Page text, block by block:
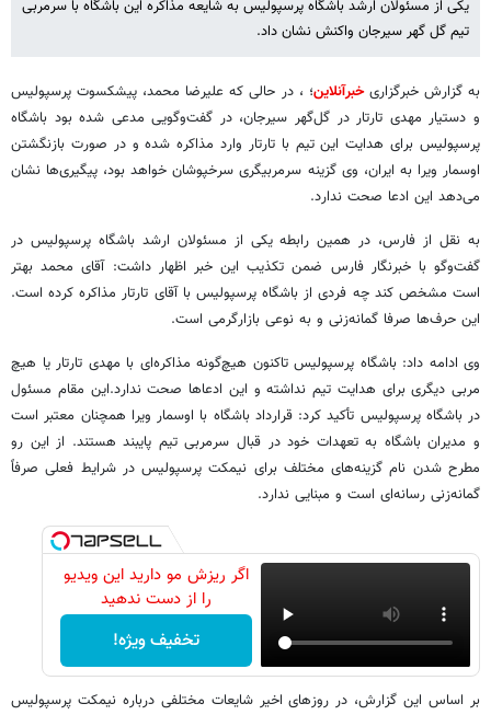
یکی از مسئولان ارشد باشگاه پرسپولیس به شایعه مذاکره این باشگاه با سرمربی
تیم گل گهر سیرجان واکنش نشان داد.
به گزارش خبرگزاریخبرآنلاین؛ ، در حالی که علیرضا محمد، پیشکسوت پرسپولیس
و دستیار مهدی تارتار در گل‌گهر سیرجان، در گفت‌وگویی مدعی شده بود باشگاه
پرسپولیس برای هدایت این تیم با تارتار وارد مذاکره شده و در صورت بازنگشتن
اوسمار ویرا به ایران، وی گزینه سرمربیگری سرخپوشان خواهد بود، پیگیری‌ها نشان
می‌دهد این ادعا صحت ندارد.
به نقل از فارس، در همین رابطه یکی از مسئولان ارشد باشگاه پرسپولیس در
گفت‌وگو با خبرنگار فارس ضمن تکذیب این خبر اظهار داشت: آقای محمد بهتر
است مشخص کند چه فردی از باشگاه پرسپولیس با آقای تارتار مذاکره کرده است.
این حرف‌ها صرفا گمانه‌زنی و به نوعی بازارگرمی است.
وی ادامه داد: باشگاه پرسپولیس تاکنون هیچ‌گونه مذاکره‌ای با مهدی تارتار یا هیچ
مربی دیگری برای هدایت تیم نداشته و این ادعاها صحت ندارد.این مقام مسئول
در باشگاه پرسپولیس تأکید کرد: قرارداد باشگاه با اوسمار ویرا همچنان معتبر است
و مدیران باشگاه به تعهدات خود در قبال سرمربی تیم پایبند هستند. از این رو
مطرح شدن نام گزینه‌های مختلف برای نیمکت پرسپولیس در شرایط فعلی صرفاً
گمانه‌زنی رسانه‌ای است و مبنایی ندارد.
اگر ریزش مو دارید این ویدیو
را از دست ندهید
تخفیف ویژه!
بر اساس این گزارش، در روزهای اخیر شایعات مختلفی درباره نیمکت پرسپولیس